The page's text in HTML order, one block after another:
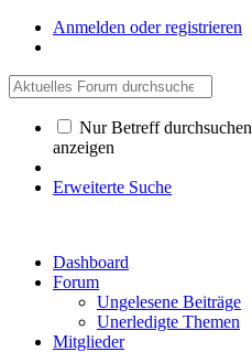
Anmelden oder registrieren
Nur Betreff durchsuchen
anzeigen
Erweiterte Suche
Dashboard
Forum
Ungelesene Beiträge
Unerledigte Themen
Mitglieder